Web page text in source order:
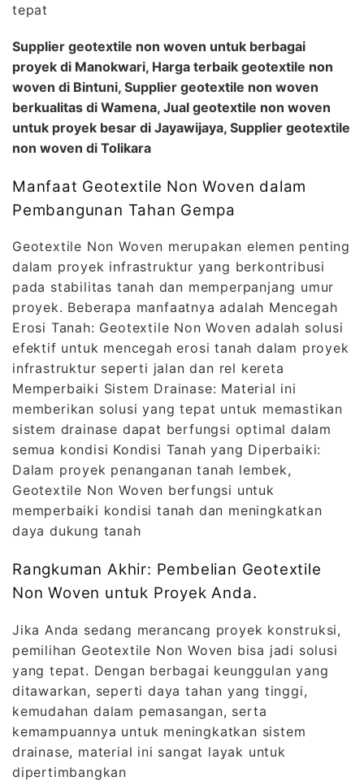
tepat
Supplier geotextile non woven untuk berbagai
proyek di Manokwari, Harga terbaik geotextile non
woven di Bintuni, Supplier geotextile non woven
berkualitas di Wamena, Jual geotextile non woven
untuk proyek besar di Jayawijaya, Supplier geotextile
non woven di Tolikara
Manfaat Geotextile Non Woven dalam
Pembangunan Tahan Gempa
Geotextile Non Woven merupakan elemen penting
dalam proyek infrastruktur yang berkontribusi
pada stabilitas tanah dan memperpanjang umur
proyek. Beberapa manfaatnya adalah Mencegah
Erosi Tanah: Geotextile Non Woven adalah solusi
efektif untuk mencegah erosi tanah dalam proyek
infrastruktur seperti jalan dan rel kereta
Memperbaiki Sistem Drainase: Material ini
memberikan solusi yang tepat untuk memastikan
sistem drainase dapat berfungsi optimal dalam
semua kondisi Kondisi Tanah yang Diperbaiki:
Dalam proyek penanganan tanah lembek,
Geotextile Non Woven berfungsi untuk
memperbaiki kondisi tanah dan meningkatkan
daya dukung tanah
Rangkuman Akhir: Pembelian Geotextile
Non Woven untuk Proyek Anda.
Jika Anda sedang merancang proyek konstruksi,
pemilihan Geotextile Non Woven bisa jadi solusi
yang tepat. Dengan berbagai keunggulan yang
ditawarkan, seperti daya tahan yang tinggi,
kemudahan dalam pemasangan, serta
kemampuannya untuk meningkatkan sistem
drainase, material ini sangat layak untuk
dipertimbangkan